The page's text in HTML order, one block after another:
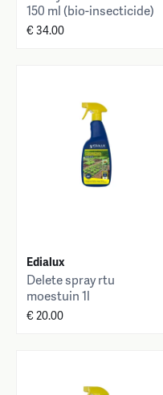
150 ml (bio-insecticide)
€ 34.00
Edialux
Delete spray rtu
moestuin 1l
€ 20.00